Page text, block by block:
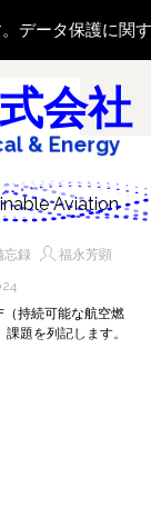
データ保護に関
会社
al & Energy
Aviation
録
福永芳顕
（持続可能な航空燃
題を列記します。